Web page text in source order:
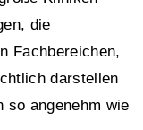
die
Fachbereichen,
darstellen
so angenehm wie